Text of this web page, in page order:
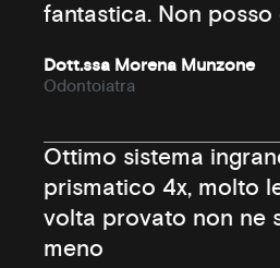
fantastica. Non
Dott.ssa Morena Munzone
Odontoiatra
Ottimo sistema
prismatico 4x, molto
volta provato non ne
meno